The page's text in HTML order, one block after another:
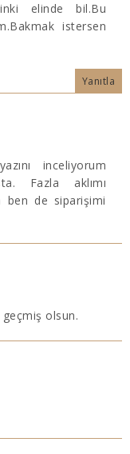
elinde bil.Bu
istersen
Yanıtla
inceliyorum
Fazla aklımı
ben de siparişimi
geçmiş olsun.